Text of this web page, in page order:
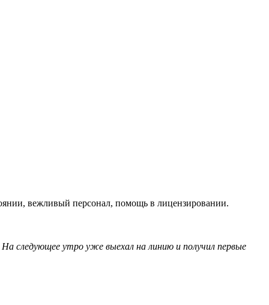
вежливый персонал, помощь в лицензировании.
следующее утро уже выехал на линию и получил первые